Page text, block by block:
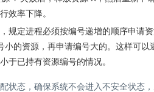
效率下降。
规定进程必须按编号递增的顺序申请
的资源，再申请编号大的。这样可以
于已持有资源编号的情况。
状态，确保系统不会进入不安全状态